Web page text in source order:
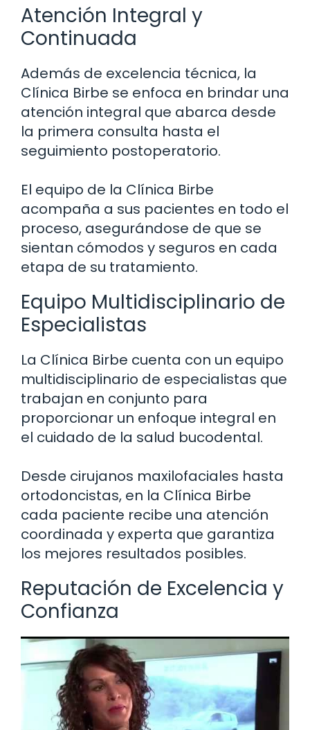
Atención Integral y
Continuada
Además de excelencia técnica, la
Clínica Birbe se enfoca en brindar una
atención integral que abarca desde
la primera consulta hasta el
seguimiento postoperatorio.
El equipo de la Clínica Birbe
acompaña a sus pacientes en todo el
proceso, asegurándose de que se
sientan cómodos y seguros en cada
etapa de su tratamiento.
Equipo Multidisciplinario de
Especialistas
La Clínica Birbe cuenta con un equipo
multidisciplinario de especialistas que
trabajan en conjunto para
proporcionar un enfoque integral en
el cuidado de la salud bucodental.
Desde cirujanos maxilofaciales hasta
ortodoncistas, en la Clínica Birbe
cada paciente recibe una atención
coordinada y experta que garantiza
los mejores resultados posibles.
Reputación de Excelencia y
Confianza